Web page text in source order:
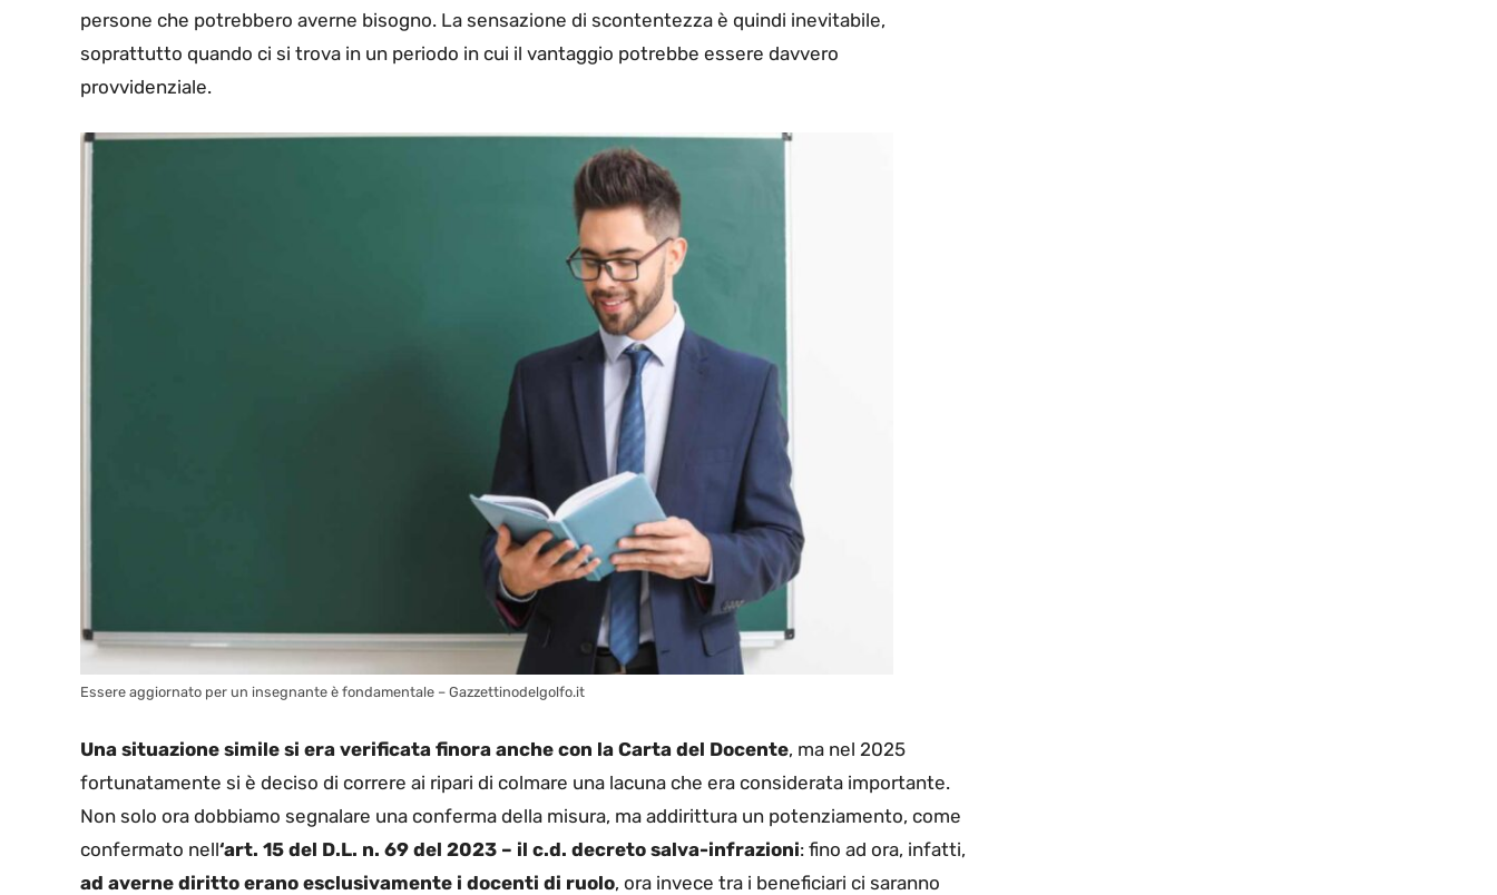
persone che potrebbero averne bisogno. La sensazione di scontentezza è quindi inevitabile,
soprattutto quando ci si trova in un periodo in cui il vantaggio potrebbe essere davvero
provvidenziale.
Essere aggiornato per un insegnante è fondamentale – Gazzettinodelgolfo.it
Una situazione simile si era verificata finora anche con la Carta del Docente, ma nel 2025
fortunatamente si è deciso di correre ai ripari di colmare una lacuna che era considerata importante.
Non solo ora dobbiamo segnalare una conferma della misura, ma addirittura un potenziamento, come
confermato nell‘art. 15 del D.L. n. 69 del 2023 – il c.d. decreto salva-infrazioni: fino ad ora, infatti,
ad averne diritto erano esclusivamente i docenti di ruolo, ora invece tra i beneficiari ci saranno